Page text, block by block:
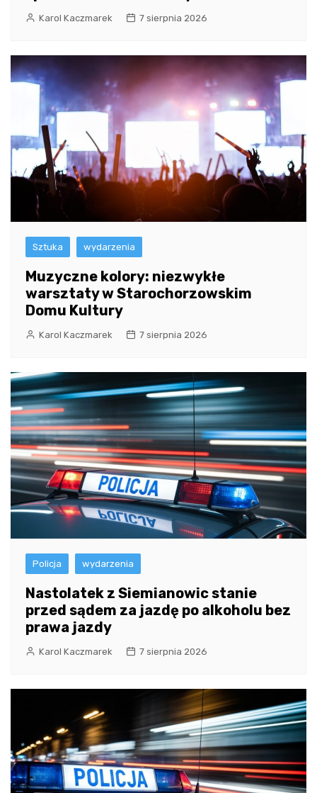
Karol Kaczmarek 7 sierpnia 2026
Sztuka wydarzenia
Muzyczne kolory: niezwykłe
warsztaty w Starochorzowskim
Domu Kultury
Karol Kaczmarek 7 sierpnia 2026
Policja wydarzenia
Nastolatek z Siemianowic stanie
przed sądem za jazdę po alkoholu bez
prawa jazdy
Karol Kaczmarek 7 sierpnia 2026